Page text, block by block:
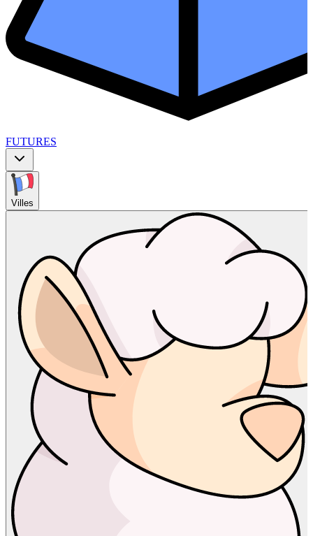
FUTURES
Villes